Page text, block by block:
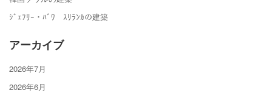
ｼﾞｪﾌﾘｰ・ﾊﾞﾜ ｽﾘﾗﾝｶの建築
アーカイブ
2026年7月
2026年6月